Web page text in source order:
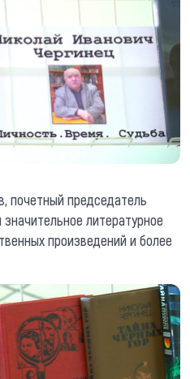
почетный председатель
литературное
произведений и более